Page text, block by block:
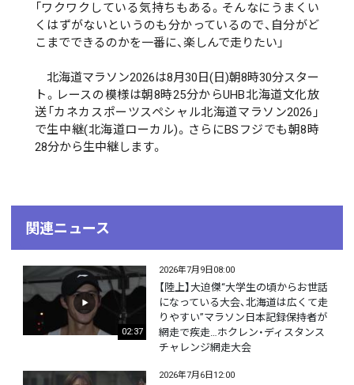
「ワクワクしている気持ちもある。そんなにうまくい
くはずがないというのも分かっているので、自分がど
こまでできるのかを一番に、楽しんで走りたい」
北海道マラソン2026は8月30日(日)朝8時30分スター
ト。レースの模様は朝8時25分からUHB北海道文化放
送「カネカスポーツスペシャル北海道マラソン2026」
で生中継(北海道ローカル)。さらにBSフジでも朝8時
28分から生中継します。
関連ニュース
02:37
2026年7月9日08:00
【陸上】大迫傑“大学生の頃からお世話
になっている大会、北海道は広くて走
りやすい”マラソン日本記録保持者が
網走で疾走…ホクレン・ディスタンス
チャレンジ網走大会
2026年7月6日12:00